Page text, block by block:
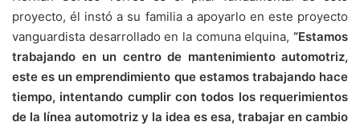
proyecto, él instó a su familia a apoyarlo en este proyecto
vanguardista desarrollado en la comuna elquina, “Estamos
trabajando en un centro de mantenimiento automotriz,
este es un emprendimiento que estamos trabajando hace
tiempo, intentando cumplir con todos los requerimientos
de la línea automotriz y la idea es esa, trabajar en cambio